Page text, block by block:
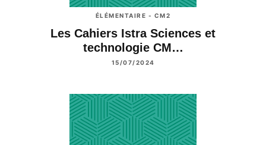
ÉLÉMENTAIRE - CM2
Les Cahiers Istra Sciences et
technologie CM…
15/07/2024